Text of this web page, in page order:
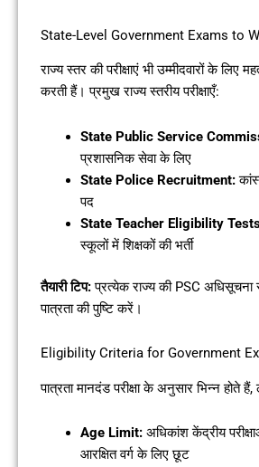
State-Level Government Exams to
राज्य स्तर की परीक्षाएं भी उम्मीदवारों के लिए
करती हैं। प्रमुख राज्य स्तरीय परीक्षाएँ:
State Public Service
प्रशासनिक सेवा के लिए
State Police Recruitment:
पद
State Teacher Eligibility
स्कूलों में शिक्षकों की भर्ती
तैयारी टिप:प्रत्येक राज्य की PSC
पात्रता की पुष्टि करें।
Eligibility Criteria for Government
पात्रता मानदंड परीक्षा के अनुसार भिन्न होते
Age Limit:अधिकांश केंद्रीय
आरक्षित वर्ग के लिए छूट